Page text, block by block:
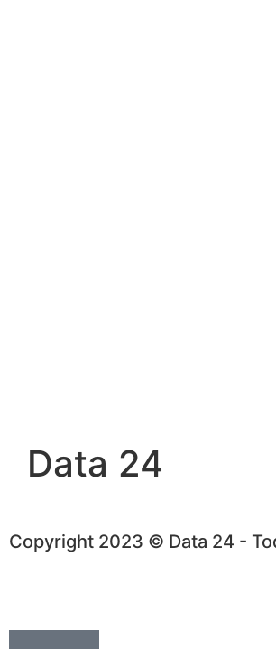
Data 24
Copyright 2023 © Data 24 -